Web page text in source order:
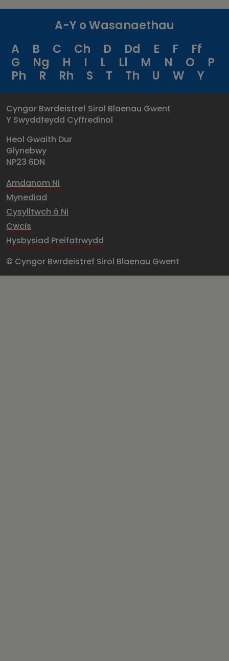
A-Y o Wasanaethau
A
B C Ch D Dd E F
Ff
G
Ng H I L Ll M N O
P
Ph
R Rh S T Th U W Y
Cyngor Bwrdeistref Sirol Blaenau Gwent
Y Swyddfeydd Cyffredinol
Heol Gwaith Dur
Glynebwy
NP23 6DN
Amdanom Ni
Mynediad
Cysylltwch â Ni
Cwcis
Hysbysiad Preifatrwydd
© Cyngor Bwrdeistref Sirol Blaenau Gwent